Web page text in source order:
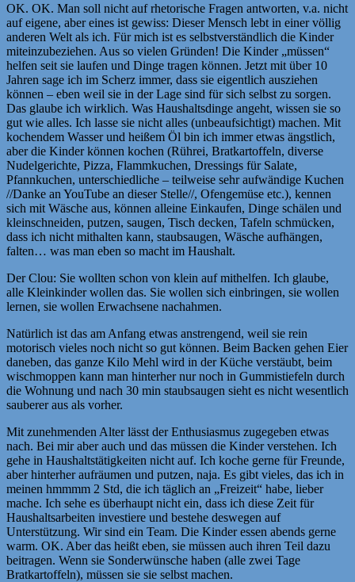
OK. OK. Man soll nicht auf rhetorische Fragen antworten, v.a. nicht
auf eigene, aber eines ist gewiss: Dieser Mensch lebt in einer völlig
anderen Welt als ich. Für mich ist es selbstverständlich die Kinder
miteinzubeziehen. Aus so vielen Gründen! Die Kinder „müssen“
helfen seit sie laufen und Dinge tragen können. Jetzt mit über 10
Jahren sage ich im Scherz immer, dass sie eigentlich ausziehen
können – eben weil sie in der Lage sind für sich selbst zu sorgen.
Das glaube ich wirklich. Was Haushaltsdinge angeht, wissen sie so
gut wie alles. Ich lasse sie nicht alles (unbeaufsichtigt) machen. Mit
kochendem Wasser und heißem Öl bin ich immer etwas ängstlich,
aber die Kinder können kochen (Rührei, Bratkartoffeln, diverse
Nudelgerichte, Pizza, Flammkuchen, Dressings für Salate,
Pfannkuchen, unterschiedliche – teilweise sehr aufwändige Kuchen
//Danke an YouTube an dieser Stelle//, Ofengemüse etc.), kennen
sich mit Wäsche aus, können alleine Einkaufen, Dinge schälen und
kleinschneiden, putzen, saugen, Tisch decken, Tafeln schmücken,
dass ich nicht mithalten kann, staubsaugen, Wäsche aufhängen,
falten… was man eben so macht im Haushalt.
Der Clou: Sie wollten schon von klein auf mithelfen. Ich glaube,
alle Kleinkinder wollen das. Sie wollen sich einbringen, sie wollen
lernen, sie wollen Erwachsene nachahmen.
Natürlich ist das am Anfang etwas anstrengend, weil sie rein
motorisch vieles noch nicht so gut können. Beim Backen gehen Eier
daneben, das ganze Kilo Mehl wird in der Küche verstäubt, beim
wischmoppen kann man hinterher nur noch in Gummistiefeln durch
die Wohnung und nach 30 min staubsaugen sieht es nicht wesentlich
sauberer aus als vorher.
Mit zunehmenden Alter lässt der Enthusiasmus zugegeben etwas
nach. Bei mir aber auch und das müssen die Kinder verstehen. Ich
gehe in Haushaltstätigkeiten nicht auf. Ich koche gerne für Freunde,
aber hinterher aufräumen und putzen, naja. Es gibt vieles, das ich in
meinen hmmmm 2 Std, die ich täglich an „Freizeit“ habe, lieber
mache. Ich sehe es überhaupt nicht ein, dass ich diese Zeit für
Haushaltsarbeiten investiere und bestehe deswegen auf
Unterstützung. Wir sind ein Team. Die Kinder essen abends gerne
warm. OK. Aber das heißt eben, sie müssen auch ihren Teil dazu
beitragen. Wenn sie Sonderwünsche haben (alle zwei Tage
Bratkartoffeln), müssen sie sie selbst machen.